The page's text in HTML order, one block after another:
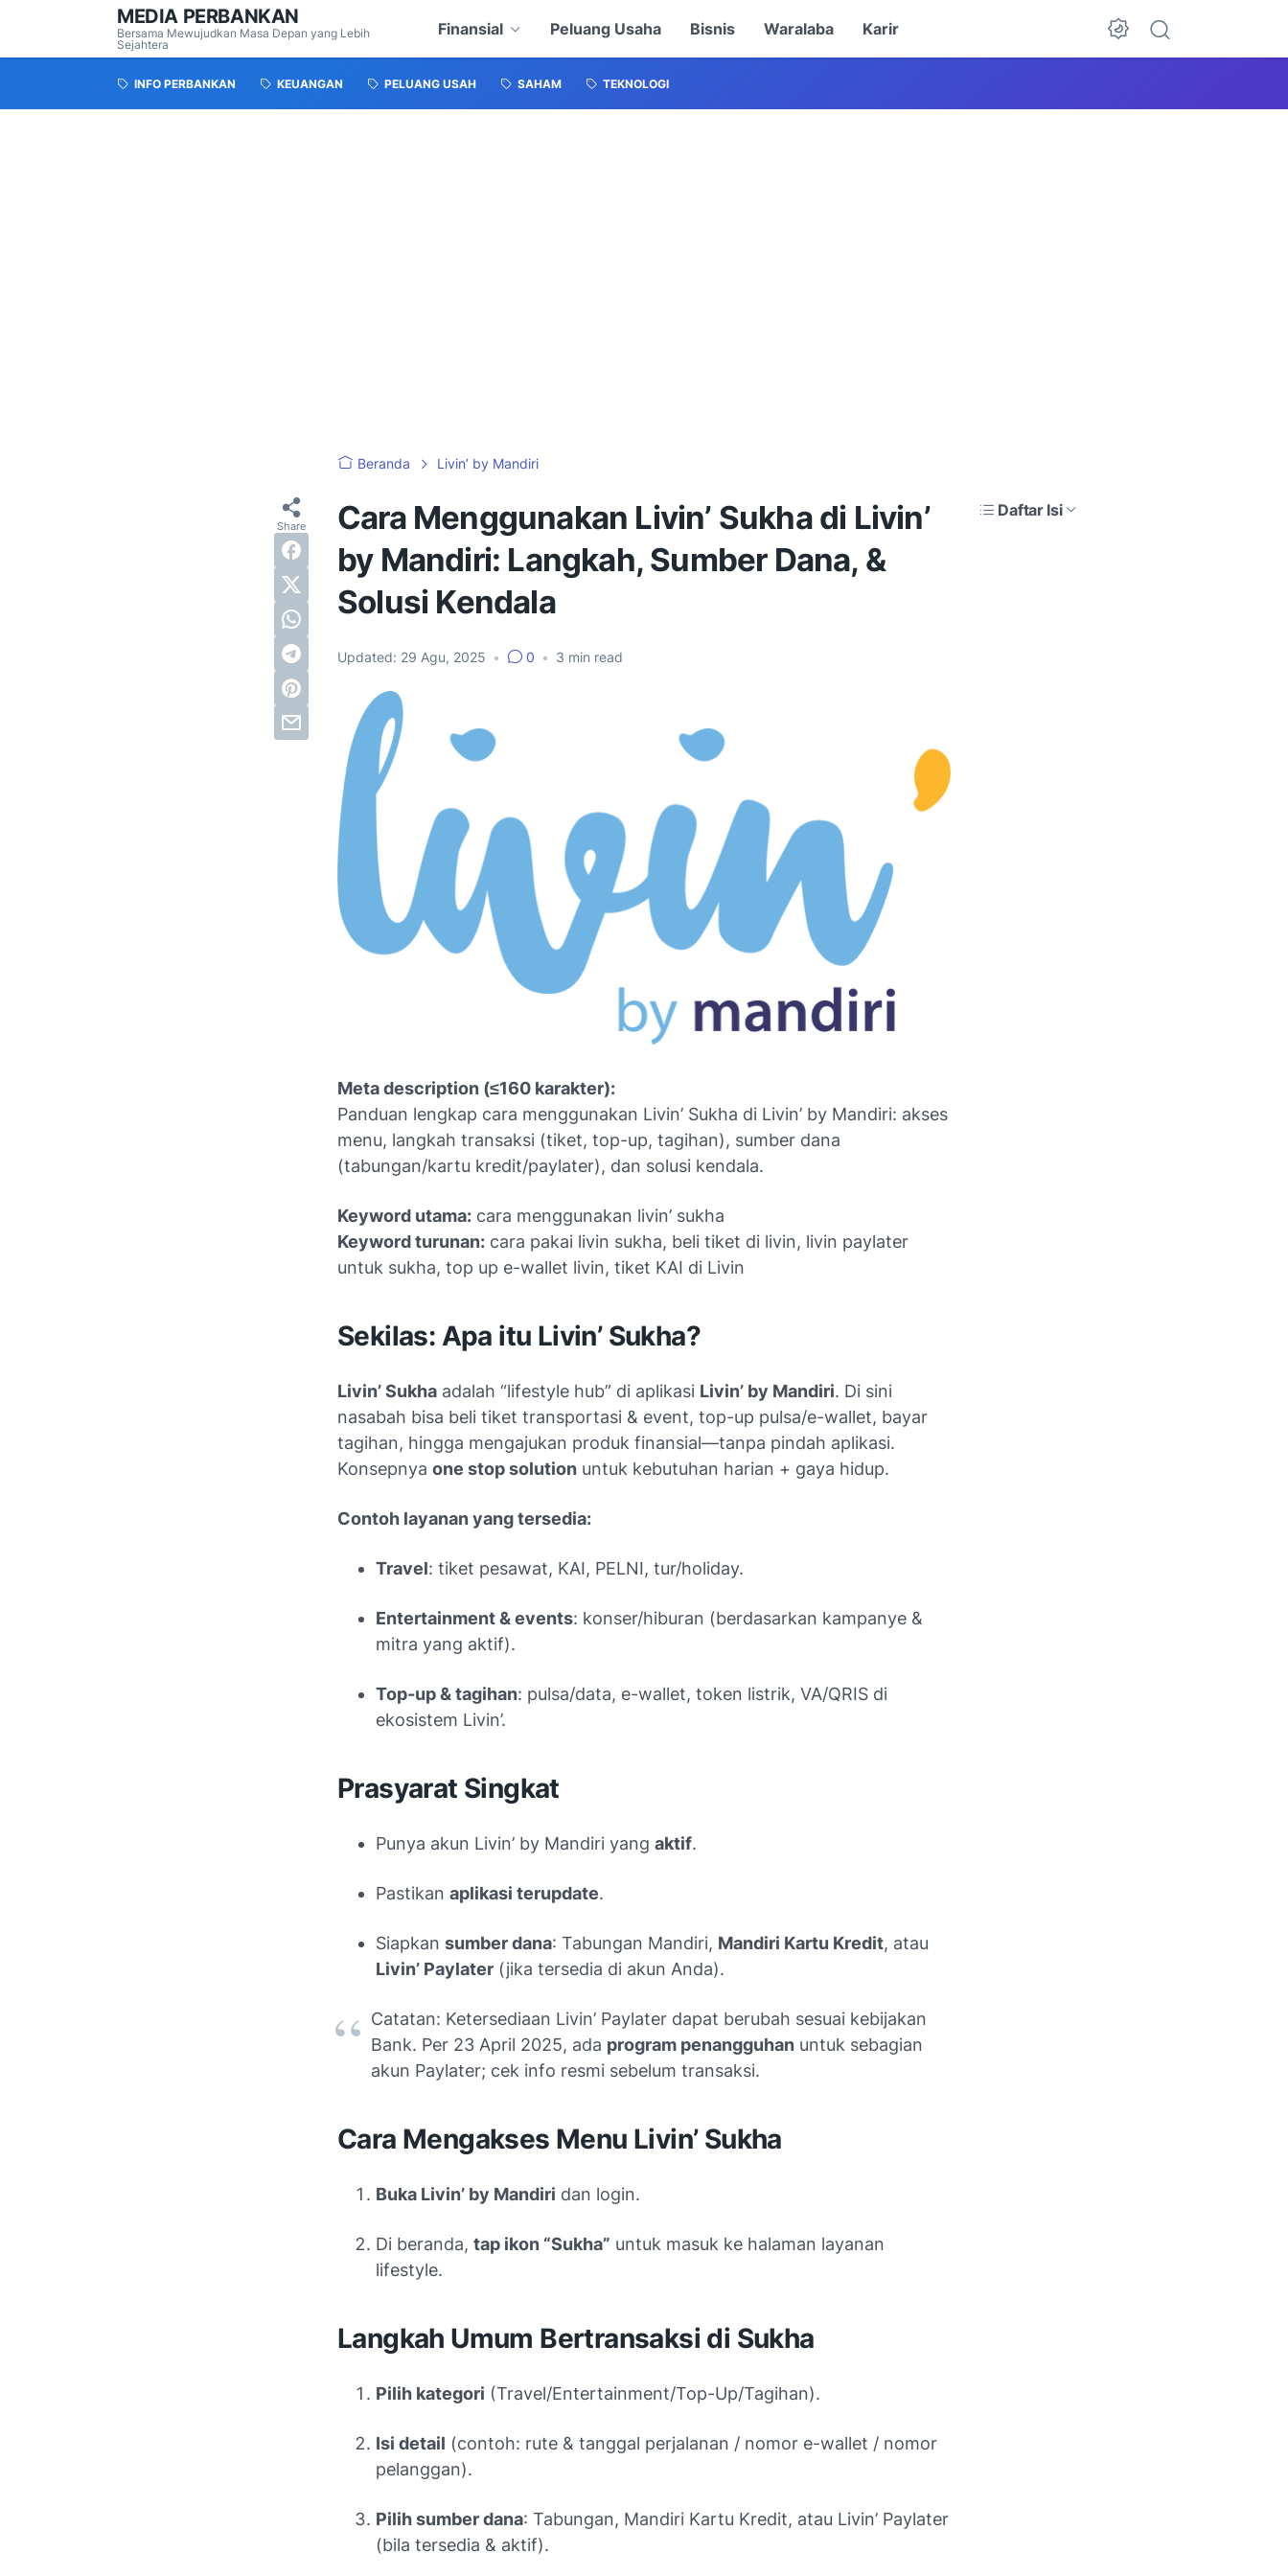
MEDIA PERBANKAN
Bersama Mewujudkan Masa Depan yang Lebih
Sejahtera
Finansial Peluang Usaha Bisnis Waralaba Karir
INFO PERBANKAN KEUANGAN PELUANG USAH SAHAM TEKNOLOGI
Beranda Livin’ by Mandiri
Cara Menggunakan Livin’ Sukha di Livin’
by Mandiri: Langkah, Sumber Dana, &
Solusi Kendala
Updated: 29 Agu, 2025 • 0 • 3 min read
Daftar Isi
Meta description (≤160 karakter):
Panduan lengkap cara menggunakan Livin’ Sukha di Livin’ by Mandiri: akses
menu, langkah transaksi (tiket, top-up, tagihan), sumber dana
(tabungan/kartu kredit/paylater), dan solusi kendala.
Keyword utama: cara menggunakan livin’ sukha
Keyword turunan: cara pakai livin sukha, beli tiket di livin, livin paylater
untuk sukha, top up e-wallet livin, tiket KAI di Livin
Sekilas: Apa itu Livin’ Sukha?
Livin’ Sukha adalah “lifestyle hub” di aplikasi Livin’ by Mandiri. Di sini
nasabah bisa beli tiket transportasi & event, top-up pulsa/e-wallet, bayar
tagihan, hingga mengajukan produk finansial—tanpa pindah aplikasi.
Konsepnya one stop solution untuk kebutuhan harian + gaya hidup.
Contoh layanan yang tersedia:
Travel: tiket pesawat, KAI, PELNI, tur/holiday.
Entertainment & events: konser/hiburan (berdasarkan kampanye &
mitra yang aktif).
Top-up & tagihan: pulsa/data, e-wallet, token listrik, VA/QRIS di
ekosistem Livin’.
Prasyarat Singkat
Punya akun Livin’ by Mandiri yang aktif.
Pastikan aplikasi terupdate.
Siapkan sumber dana: Tabungan Mandiri, Mandiri Kartu Kredit, atau
Livin’ Paylater (jika tersedia di akun Anda).
Catatan: Ketersediaan Livin’ Paylater dapat berubah sesuai kebijakan
Bank. Per 23 April 2025, ada program penangguhan untuk sebagian
akun Paylater; cek info resmi sebelum transaksi.
Cara Mengakses Menu Livin’ Sukha
Buka Livin’ by Mandiri dan login.
Di beranda, tap ikon “Sukha” untuk masuk ke halaman layanan
lifestyle.
Langkah Umum Bertransaksi di Sukha
Pilih kategori (Travel/Entertainment/Top-Up/Tagihan).
Isi detail (contoh: rute & tanggal perjalanan / nomor e-wallet / nomor
pelanggan).
Pilih sumber dana: Tabungan, Mandiri Kartu Kredit, atau Livin’ Paylater
(bila tersedia & aktif).